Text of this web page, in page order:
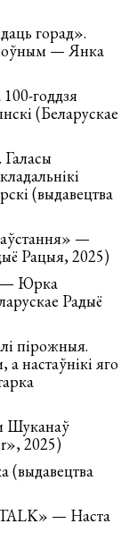
горад».
— Янка
годдзя
(Беларускае
(выдавецтва
—
Рацыя, 2025)
— Юрка
Радыё
пірожныя.
а настаўнікі яго
Шуканаў
2025)
— Наста